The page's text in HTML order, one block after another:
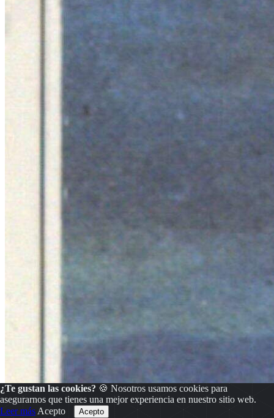
¿Te gustan las cookies? 🍪 Nosotros usamos cookies para
asegurarnos que tienes una mejor experiencia en nuestro sitio web.
Leer más Acepto